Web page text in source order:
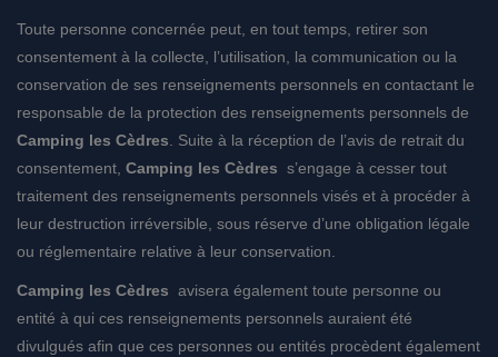
Toute personne concernée peut, en tout temps, retirer son
consentement à la collecte, l’utilisation, la communication ou la
conservation de ses renseignements personnels en contactant le
responsable de la protection des renseignements personnels de
Camping les Cèdres . Suite à la réception de l’avis de retrait du
consentement, Camping les Cèdres s’engage à cesser tout
traitement des renseignements personnels visés et à procéder à
leur destruction irréversible, sous réserve d’une obligation légale
ou réglementaire relative à leur conservation.
Camping les Cèdres avisera également toute personne ou
entité à qui ces renseignements personnels auraient été
divulgués afin que ces personnes ou entités procèdent également